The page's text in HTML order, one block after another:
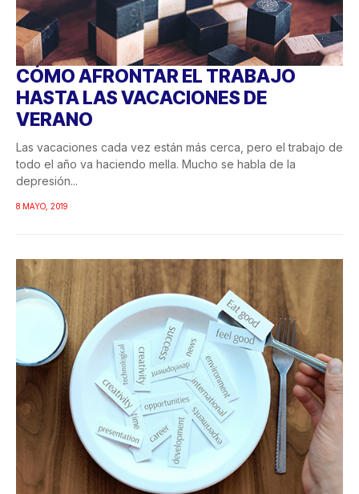
CÓMO AFRONTAR EL TRABAJO
HASTA LAS VACACIONES DE
VERANO
Las vacaciones cada vez están más cerca, pero el trabajo de
todo el año va haciendo mella. Mucho se habla de la
depresión...
8 MAYO, 2019